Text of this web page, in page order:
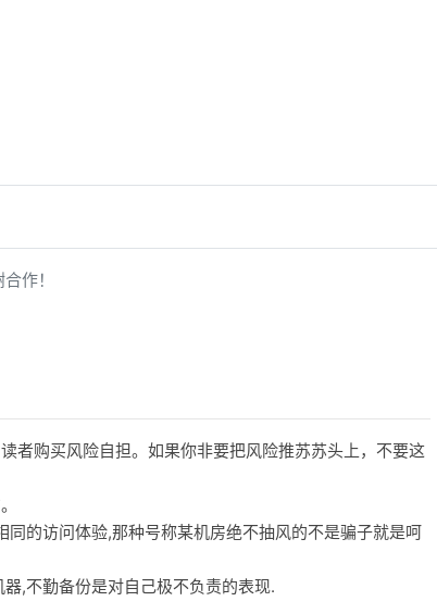
作！
者购买风险自担。如果你非要把风险推苏苏头上，不要这
的访问体验,那种号称某机房绝不抽风的不是骗子就是呵
,不勤备份是对自己极不负责的表现.